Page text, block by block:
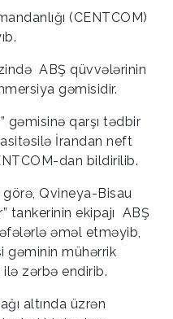
(CENTCOM)
ABŞ qüvvələrinin
gəmisidir.
gəmisinə qarşı tədbir
İrandan neft
dan bildirilib.
görə, Qvineya-Bisau
tankerinin ekipajı ABŞ
əməl etməyib,
gəminin mühərrik
ilə zərbə endirib.
altında üzrən